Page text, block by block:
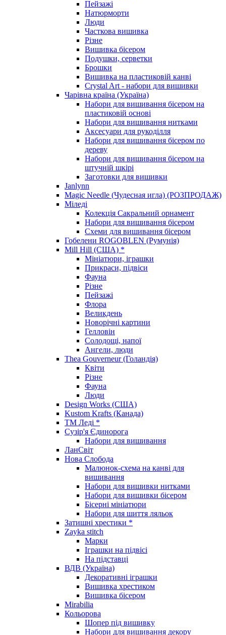
Пейзажі
Натюрморти
Люди
Часткова вишивка
Різне
Вишивка бісером
Подушки, серветки
Брошки
Вишивка на пластиковій канві
Crystal Art - набори для вишивки
Чарівна країна (Україна)
Набори для вишивання бісером на
пластиковій основі
Набори для вишивання нитками
Аксесуари для рукоділля
Набори для вишивання бісером по
дереву
Набори для вишивання бісером на
штучній шкірі
Заготовки для вишивки
Janlynn
Magic Needle (Чудесная игла) (РОЗПРОДАЖ)
Міледі
Колекція Сакральний орнамент
Набори для вишивання бісером
Схеми для вишивання бісером
Гобелени ROGOBLEN (Румунія)
Mill Hill (США) *
Мініатюри, іграшки
Прикраси, підвіси
Фауна
Різне
Пейзажі
Флора
Великдень
Новорічні картини
Гелловін
Солодощі, напої
Ангели, люди
Thea Gouverneur (Голандія)
Квіти
Різне
Фауна
Люди
Design Works (США)
Kustom Krafts (Канада)
ТМ Леді *
Сузір'я Єдинорога
Набори для вишивання
ЛанСвіт
Нова Слобода
Малюнок-схема на канві для
вишивання
Набори для вишивки нитками
Набори для вишивки бісером
Бісерні мініатюри
Набори для шиття ляльок
Затишні хрестики *
Zayka stitch
Марки
Іграшки на підвісі
На підставці
ВДВ (Україна)
Декоративні іграшки
Вишивка хрестиком
Вишивка бісером
Mirabilia
Кольорова
Шопер під вишивку
Набори для вишивання декору